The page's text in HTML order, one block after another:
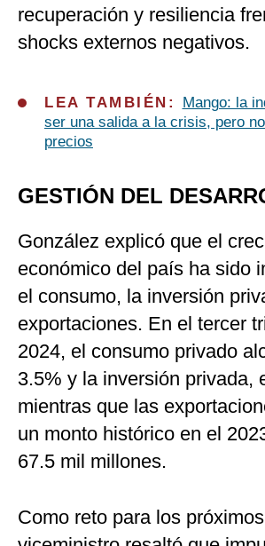
recuperación y resiliencia
shocks externos negativos.
LEA TAMBIÉN:
Mango: la
ser una salida a la crisis, pero
precios
GESTIÓN DEL
González explicó que el
económico del país ha sido
el consumo, la inversión
exportaciones. En el tercer
2024, el consumo privado
3.5% y la inversión privada,
mientras que las
un monto histórico en el
67.5 mil millones.
Como reto para los